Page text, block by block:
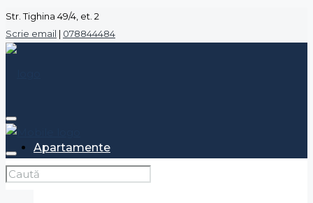
Str. Tighina 49/4, et. 2
Scrie email | 078844484
Apartamente